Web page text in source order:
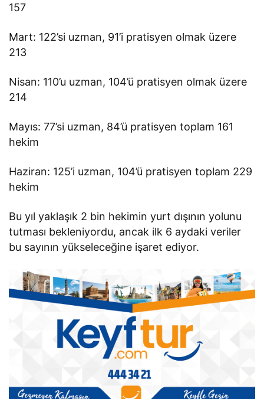
157
Mart: 122’si uzman, 91’i pratisyen olmak üzere
213
Nisan: 110’u uzman, 104’ü pratisyen olmak üzere
214
Mayıs: 77’si uzman, 84’ü pratisyen toplam 161
hekim
Haziran: 125’i uzman, 104’ü pratisyen toplam 229
hekim
Bu yıl yaklaşık 2 bin hekimin yurt dışının yolunu
tutması bekleniyordu, ancak ilk 6 aydaki veriler
bu sayının yükseleceğine işaret ediyor.